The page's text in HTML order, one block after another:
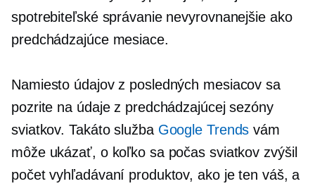
spotrebiteľské správanie nevyrovnanejšie ako
predchádzajúce mesiace.
Namiesto údajov z posledných mesiacov sa
pozrite na údaje z predchádzajúcej sezóny
sviatkov. Takáto služba Google Trends vám
môže ukázať, o koľko sa počas sviatkov zvýšil
počet vyhľadávaní produktov, ako je ten váš, a